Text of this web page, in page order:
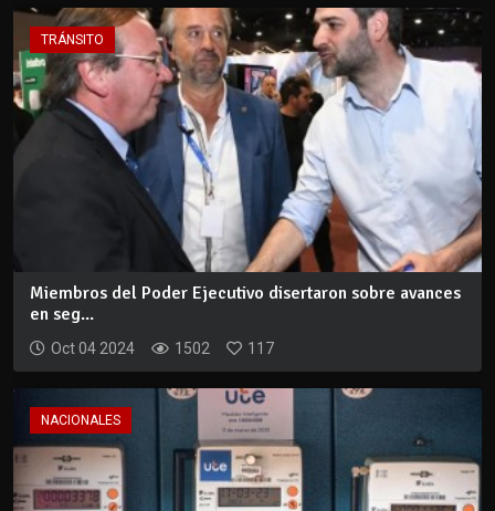
TRÁNSITO
Miembros del Poder Ejecutivo disertaron sobre avances
en seg...
Oct 04 2024 1502 117
NACIONALES